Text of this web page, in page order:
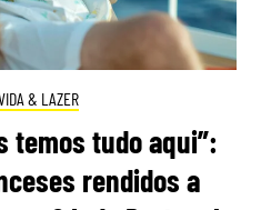
& LAZER
temos tudo aqui”:
rendidos a